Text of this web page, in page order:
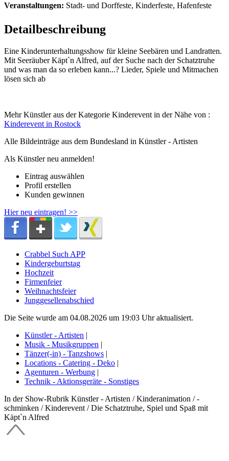
Veranstaltungen: Stadt- und Dorffeste, Kinderfeste, Hafenfeste
Detailbeschreibung
Eine Kinderunterhaltungsshow für kleine Seebären und Landratten.
Mit Seeräuber Käpt`n Alfred, auf der Suche nach der Schatztruhe
und was man da so erleben kann...? Lieder, Spiele und Mitmachen
lösen sich ab
Mehr Künstler aus der Kategorie Kinderevent in der Nähe von :
Kinderevent in Rostock
Alle Bildeinträge aus dem Bundesland in Künstler - Artisten
Als Künstler neu anmelden!
Eintrag auswählen
Profil erstellen
Kunden gewinnen
Hier neu eintragen! >>
Crabbel Such APP
Kindergeburtstag
Hochzeit
Firmenfeier
Weihnachtsfeier
Junggesellenabschied
Die Seite wurde am 04.08.2026 um 19:03 Uhr aktualisiert.
Künstler - Artisten |
Musik - Musikgruppen |
Tänzer(-in) - Tanzshows |
Locations - Catering - Deko |
Agenturen - Werbung |
Technik - Aktionsgeräte - Sonstiges
In der Show-Rubrik Künstler - Artisten / Kinderanimation / -
schminken / Kinderevent / Die Schatztruhe, Spiel und Spaß mit
Käpt`n Alfred